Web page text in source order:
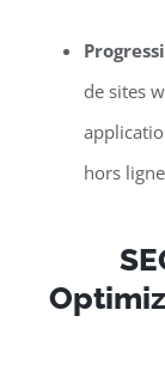
de sites
hors